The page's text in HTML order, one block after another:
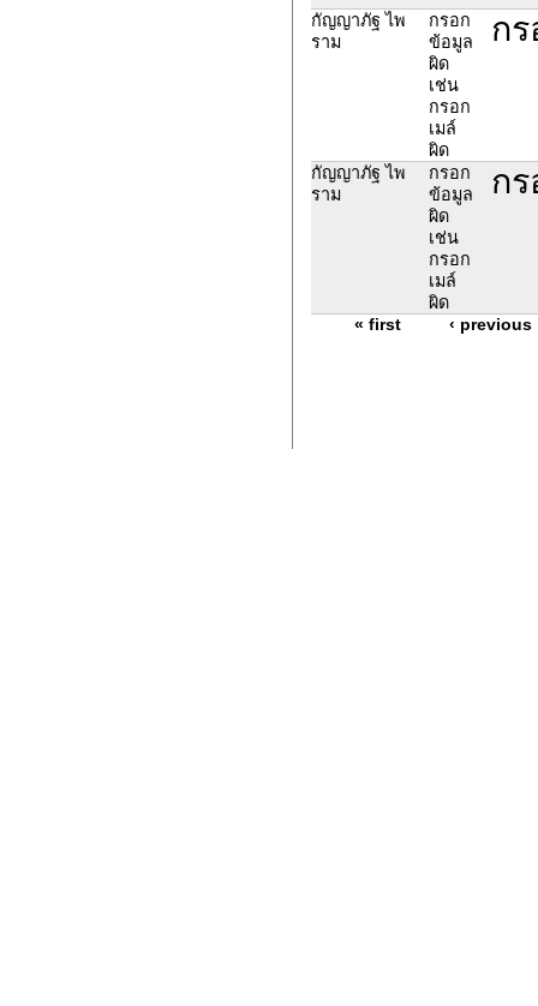
กัญญาภัฐ ไพ
ราม
กรอก
ข้อมูล
ผิด
เช่น
กรอก
เมล์
ผิด
ก
กัญญาภัฐ ไพ
ราม
กรอก
ข้อมูล
ผิด
เช่น
กรอก
เมล์
ผิด
ก
« first ‹ previous